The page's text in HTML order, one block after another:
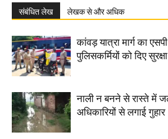
संबंधित लेख लेखक से और अधिक
कांवड़ यात्रा मार्ग का
पुलिसकर्मियों को दिए
नाली न बनने से रास्ते में
अधिकारियों से लगाई गुहार